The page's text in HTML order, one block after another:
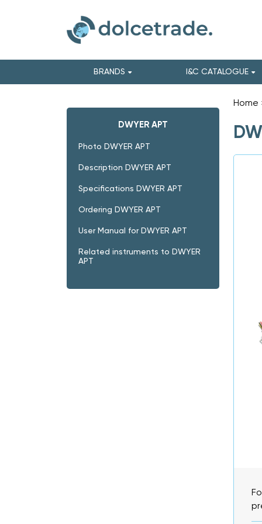
BRANDS I&C CATALOGUE
DWYER APT
Photo DWYER APT
Description DWYER APT
Specifications DWYER APT
Ordering DWYER APT
User Manual for DWYER APT
Related instruments to DWYER
APT
Home